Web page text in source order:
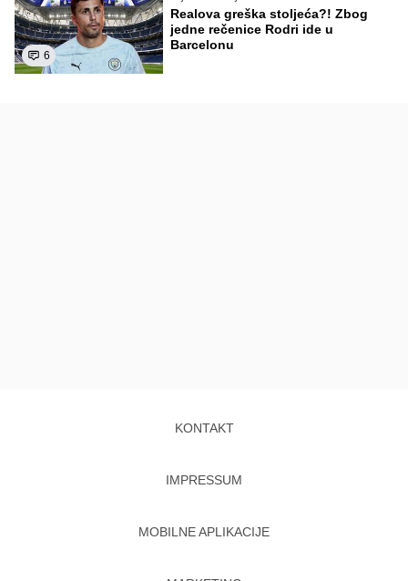
6
Realova greška stoljeća?! Zbog
jedne rečenice Rodri ide u
Barcelonu
KONTAKT
IMPRESSUM
MOBILNE APLIKACIJE